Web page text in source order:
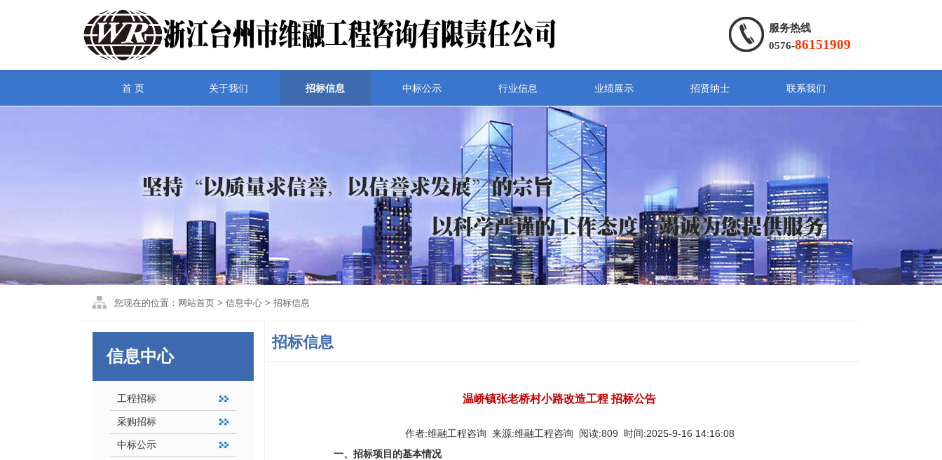
服务热线
0576-86151909
首 页 关于我们 招标信息 中标公示 行业信息 业绩展示 招贤纳士 联系我们
您现在的位置：网站首页 > 信息中心 > 招标信息
信息中心
工程招标
采购招标
中标公示
招标信息
温峤镇张老桥村小路改造工程 招标公告
作者:维融工程咨询 来源:维融工程咨询 阅读:809 时间:2025-9-16 14:16:08
一、招标项目的基本情况